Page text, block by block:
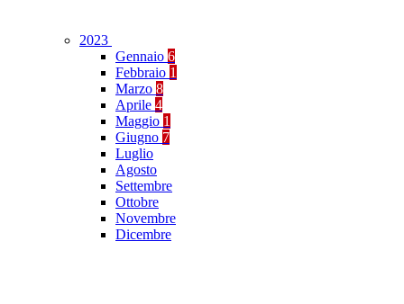
2023
Gennaio 6
Febbraio 1
Marzo 8
Aprile 4
Maggio 1
Giugno 7
Luglio
Agosto
Settembre
Ottobre
Novembre
Dicembre